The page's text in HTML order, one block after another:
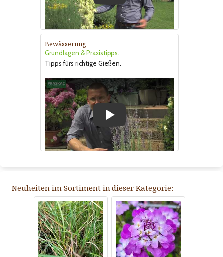
Bewässerung
Grundlagen & Praxistipps.
Tipps fürs richtige Gießen.
Neuheiten im Sortiment in dieser Kategorie: